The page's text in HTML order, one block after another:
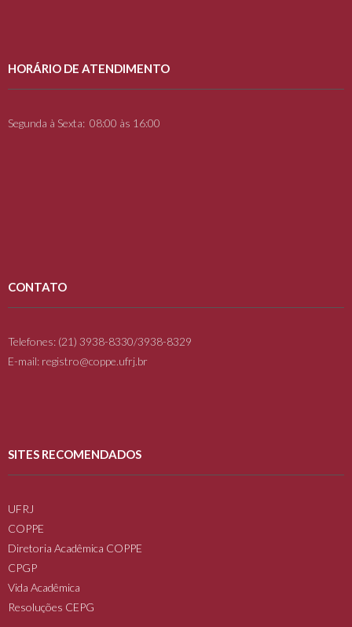
HORÁRIO DE ATENDIMENTO
Segunda à Sexta: 08:00 às 16:00
CONTATO
Telefones: (21) 3938-8330/3938-8329
E-mail: registro@coppe.ufrj.br
SITES RECOMENDADOS
UFRJ
COPPE
Diretoria Acadêmica COPPE
CPGP
Vida Acadêmica
Resoluções CEPG